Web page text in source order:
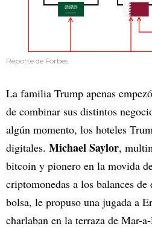
Reporte de Forbes.
La familia Trump apenas
de combinar sus distintos
algún momento, los hoteles
digitales. Michael Saylor,
bitcoin y pionero en la movida
criptomonedas a los balances de
bolsa, le propuso una jugada a
charlaban en la terraza de Mar-